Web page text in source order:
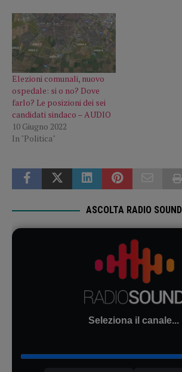
Elezioni comunali, nuovo
ospedale: si o no? Dove
farlo? Le posizioni dei sei
candidati sindaco – AUDIO
10 Giugno 2022
In "Politica"
ASCOLTA RADIO SOUND
Seleziona il canale...